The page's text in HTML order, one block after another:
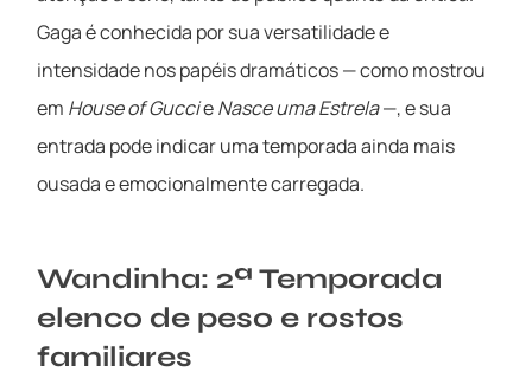
Gaga é conhecida por sua versatilidade e
intensidade nos papéis dramáticos — como mostrou
em House of GuccieNasce uma Estrela—, e sua
entrada pode indicar uma temporada ainda mais
ousada e emocionalmente carregada.
Wandinha: 2ª Temporada
elenco de peso e rostos
familiares